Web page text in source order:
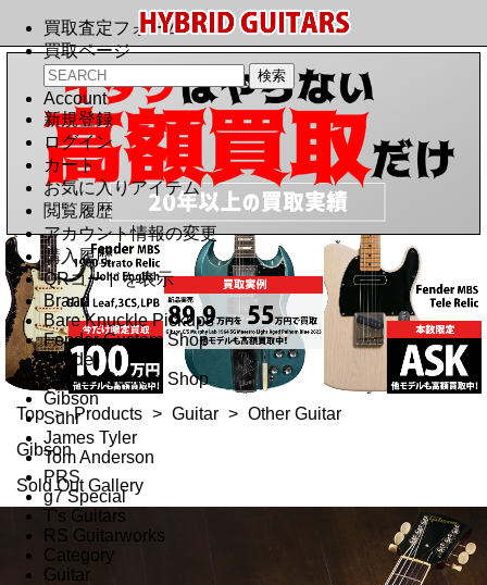
買取査定フォーム
買取ページ
Account
新規登録
ログイン
カート
お気に入りアイテム
閲覧履歴
アカウント情報の変更
購入履歴
QRコードを表示
Brand
Bare Knuckle Pickups
Fender Custom Shop
Fender
Gibson Custom Shop
Gibson
Suhr
James Tyler
Tom Anderson
PRS
g7 Special
T's Guitars
RS Guitarworks
Category
Guitar
Top > Products > Guitar > Other Guitar
Gibson
Sold Out Gallery